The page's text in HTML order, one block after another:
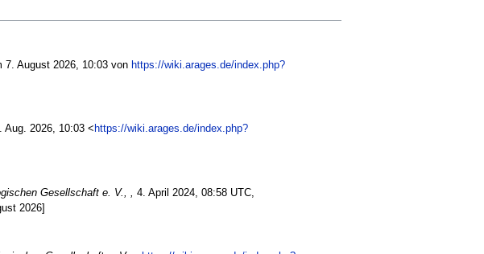
7. August 2026, 10:03 von https://wiki.arages.de/index.php?
Aug. 2026, 10:03 < https://wiki.arages.de/index.php?
Gesellschaft e. V., ,
4. April 2024, 08:58 UTC,
2026]